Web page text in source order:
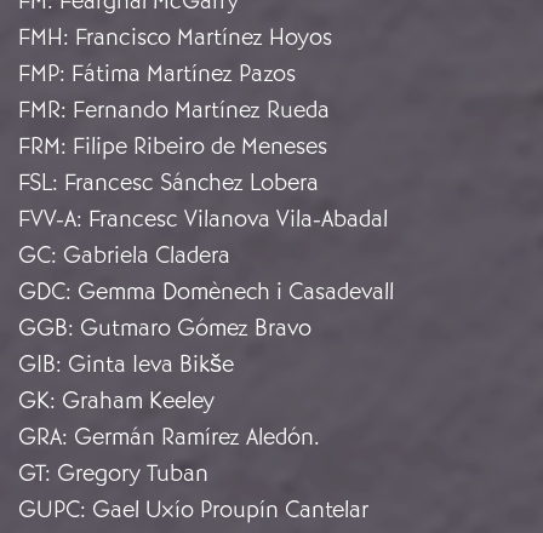
FMH: Francisco Martínez Hoyos
FMP: Fátima Martínez Pazos
FMR: Fernando Martínez Rueda
FRM: Filipe Ribeiro de Meneses
FSL: Francesc Sánchez Lobera
FVV-A: Francesc Vilanova Vila-Abadal
GC: Gabriela Cladera
GDC: Gemma Domènech i Casadevall
GGB: Gutmaro Gómez Bravo
GIB: Ginta Ieva Bikše
GK: Graham Keeley
GRA: Germán Ramírez Aledón.
GT: Gregory Tuban
GUPC: Gael Uxío Proupín Cantelar